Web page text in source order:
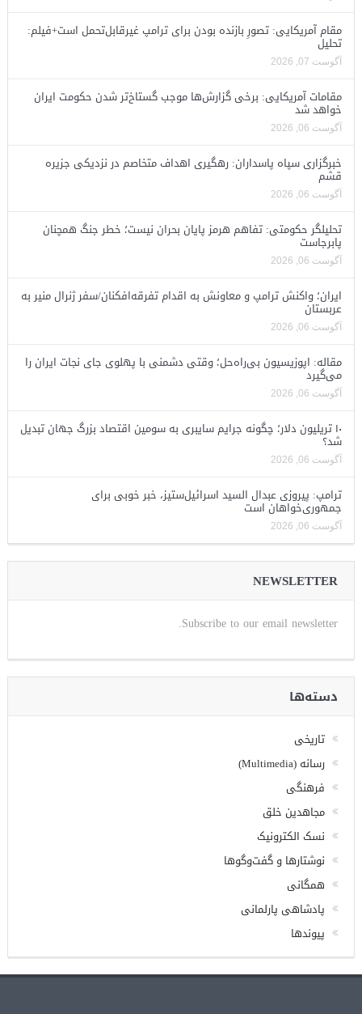
مقام آمریکایی: تصورِ بازنده بودن برای ترامپ غیرقابل‌تحمل است+فیلم:
تحلیل
آگوست 07, 2026
مقامات آمریکایی: برخی گزارش‌ها موجب گستاخ‌تر شدن حکومت ایران
خواهد شد
آگوست 06, 2026
خبرگزاری سپاه پاسداران: رهگیری اهداف متخاصم در نزدیکی جزیره
قشم
آگوست 06, 2026
تحلیلگر حکومتی: تفاهم هرمز پایان بحران نیست؛ خطر جنگ همچنان
پابرجاست
آگوست 06, 2026
ایران؛ واکنش ترامپ و معاونش به اقدام تفرقه‌افکنان/سفر ژنرال منیر به
عربستان
آگوست 06, 2026
مقاله: اپوزیسیون بی‌راه‌حل؛ وقتی دشمنی با پهلوی جای نجات ایران را
می‌گیرد
آگوست 06, 2026
۱۰ تریلیون دلار؛ چگونه جرایم سایبری به سومین اقتصاد بزرگ جهان تبدیل
شد؟
آگوست 06, 2026
ترامپ: پیروزی عبدال السید اسرائیل‌ستیز، خبر خوبی برای
جمهوری‌خواهان است
آگوست 06, 2026
NEWSLETTER
Subscribe to our email newsletter.
دسته‌ها
تاریخی
رسانه (Multimedia)
فرهنگی
مجاهدین خلق
نسک الکترونیک
نوشتارها و گفت‌وگوها
همگانی
پادشاهی پارلمانی
پیوندها